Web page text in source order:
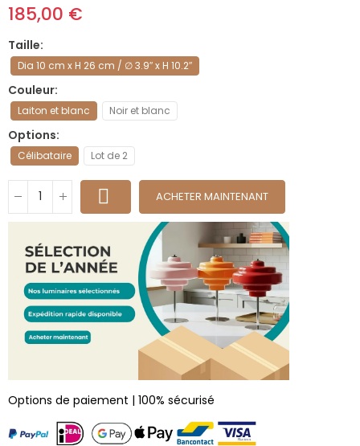
185,00 €
Taille
Dia 10 cm x H 26 cm / ∅ 3.9″ x H 10.2″
Couleur
Laiton et blanc Noir et blanc
Options
Célibataire Lot de 2
ACHETER MAINTENANT
Options de paiement | 100% sécurisé